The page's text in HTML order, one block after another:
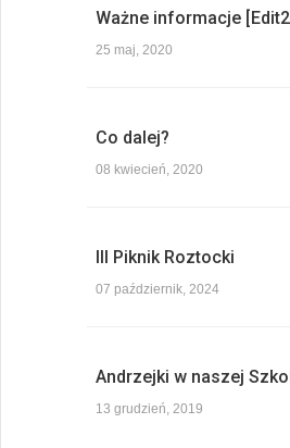
Ważne informacje
25 maj, 2020
Co dalej?
08 kwiecień, 2020
III Piknik Roztocki
07 październik, 2024
Andrzejki w naszej
13 grudzień, 2019